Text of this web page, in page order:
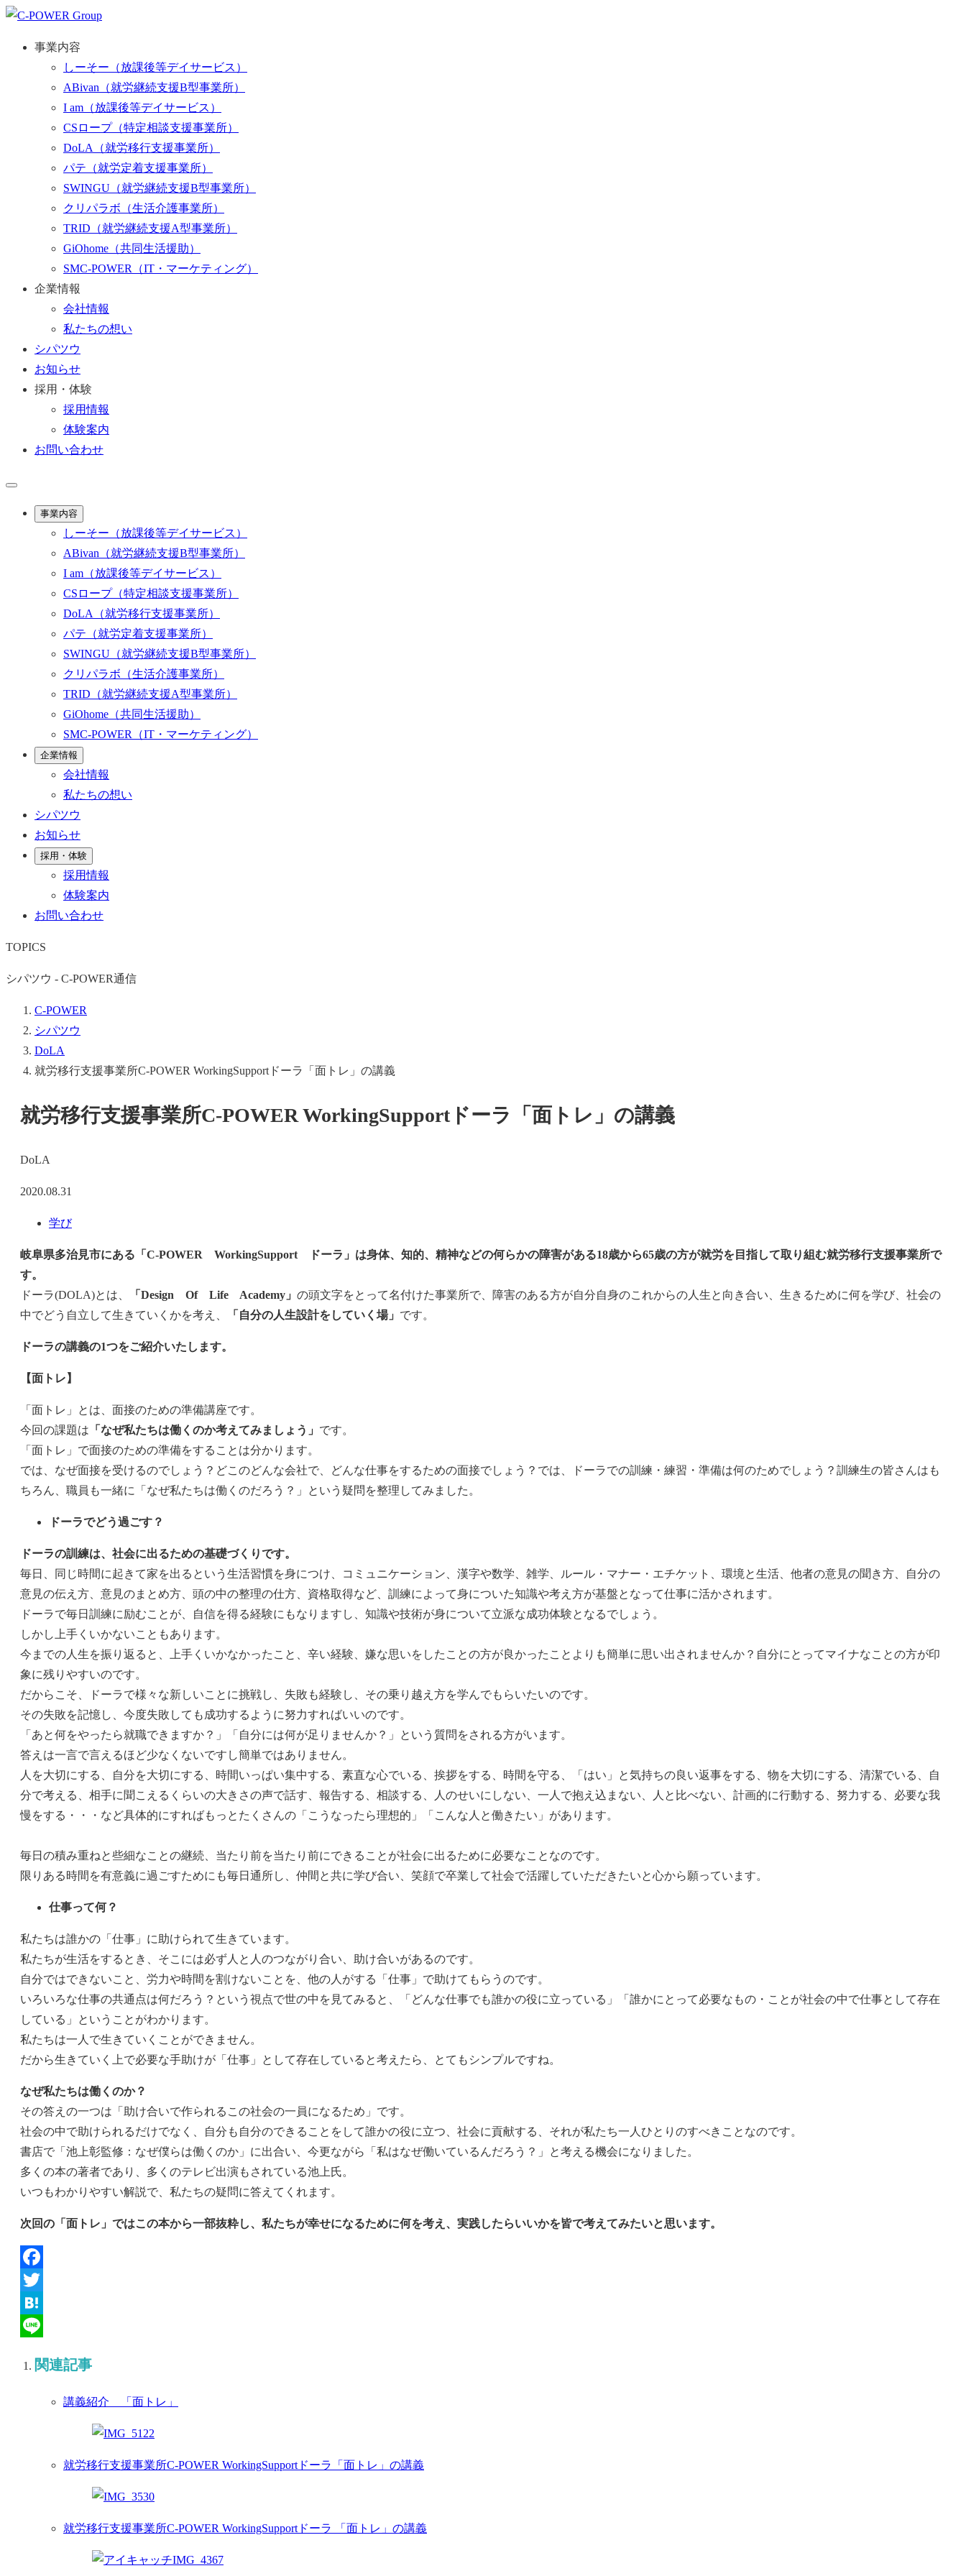
事業内容
しーそー （放課後等デイサービス）
ABivan （就労継続支援B型事業所）
I am （放課後等デイサービス）
CSロープ（特定相談支援事業所）
DoLA
（就労移行支援事業所）
パテ （就労定着支援事業所）
SWINGU （就労継続支援B型事業所）
クリパラボ （生活介護事業所）
TRID （就労継続支援A型事業所）
GiOhome （共同生活援助）
SMC-POWER
（IT・マーケティング）
企業情報
会社情報
私たちの想い
シパツウ
お知らせ
採用・体験
採用情報
体験案内
お問い合わせ
事業内容
しーそー （放課後等デイサービス）
ABivan （就労継続支援B型事業所）
I am （放課後等デイサービス）
CSロープ（特定相談支援事業所）
DoLA
（就労移行支援事業所）
パテ （就労定着支援事業所）
SWINGU （就労継続支援B型事業所）
クリパラボ （生活介護事業所）
TRID （就労継続支援A型事業所）
GiOhome （共同生活援助）
SMC-POWER
（IT・マーケティング）
企業情報
会社情報
私たちの想い
シパツウ
お知らせ
採用・体験
採用情報
体験案内
お問い合わせ
TOPICS
シパツウ - C-POWER通信
C-POWER
シパツウ
DoLA
就労移行支援事業所C-POWER WorkingSupportドーラ「面トレ」の講義
就労移行支援事業所C-POWER WorkingSupportドーラ「面トレ」の講義
DoLA
2020.08.31
学び
岐阜県多治見市にある「C-POWER WorkingSupport ドーラ」は身体、知的、精神などの何らかの障害がある18歳から65歳の方が就労を目指して取り組む就労移行支援事業所で
す。
ドーラ(DOLA)とは、
「Design Of Life Academy」 の頭文字をとって名付けた事業所で、障害のある方が自分自身のこれからの人生と向き合い、生きるために何を学び、社会の
中でどう自立して生きていくかを考え、
「自分の人生設計をしていく場」 です。
ドーラの講義の1つをご紹介いたします。
【面トレ】
「面トレ」とは、面接のための準備講座です。
今回の課題は 「なぜ私たちは働くのか考えてみましょう」 です。
「面トレ」で面接のための準備をすることは分かります。
では、なぜ面接を受けるのでしょう？どこのどんな会社で、どんな仕事をするための面接でしょう？では、ドーラでの訓練・練習・準備は何のためでしょう？訓練生の皆さんはも
ちろん、職員も一緒に「なぜ私たちは働くのだろう？」という疑問を整理してみました。
ドーラでどう過ごす？
ドーラの訓練は、社会に出るための基礎づくりです。
毎日、同じ時間に起きて家を出るという生活習慣を身につけ、コミュニケーション、漢字や数学、雑学、ルール・マナー・エチケット、環境と生活、他者の意見の聞き方、自分の
意見の伝え方、意見のまとめ方、頭の中の整理の仕方、資格取得など、訓練によって身についた知識や考え方が基盤となって仕事に活かされます。
ドーラで毎日訓練に励むことが、自信を得る経験にもなりますし、知識や技術が身について立派な成功体験となるでしょう。
しかし上手くいかないこともあります。
今までの人生を振り返ると、上手くいかなかったこと、辛い経験、嫌な思いをしたことの方が良かったことよりも簡単に思い出されませんか？自分にとってマイナなことの方が印
象に残りやすいのです。
だからこそ、ドーラで様々な新しいことに挑戦し、失敗も経験し、その乗り越え方を学んでもらいたいのです。
その失敗を記憶し、今度失敗しても成功するように努力すればいいのです。
「あと何をやったら就職できますか？」「自分には何が足りませんか？」という質問をされる方がいます。
答えは一言で言えるほど少なくないですし簡単ではありません。
人を大切にする、自分を大切にする、時間いっぱい集中する、素直な心でいる、挨拶をする、時間を守る、「はい」と気持ちの良い返事をする、物を大切にする、清潔でいる、自
分で考える、相手に聞こえるくらいの大きさの声で話す、報告する、相談する、人のせいにしない、一人で抱え込まない、人と比べない、計画的に行動する、努力する、必要な我
慢をする・・・など具体的にすればもっとたくさんの「こうなったら理想的」「こんな人と働きたい」があります。
毎日の積み重ねと些細なことの継続、当たり前を当たり前にできることが社会に出るために必要なことなのです。
限りある時間を有意義に過ごすためにも毎日通所し、仲間と共に学び合い、笑顔で卒業して社会で活躍していただきたいと心から願っています。
仕事って何？
私たちは誰かの「仕事」に助けられて生きています。
私たちが生活をするとき、そこには必ず人と人のつながり合い、助け合いがあるのです。
自分ではできないこと、労力や時間を割けないことを、他の人がする「仕事」で助けてもらうのです。
いろいろな仕事の共通点は何だろう？という視点で世の中を見てみると、「どんな仕事でも誰かの役に立っている」「誰かにとって必要なもの・ことが社会の中で仕事として存在
している」ということがわかります。
私たちは一人で生きていくことができません。
だから生きていく上で必要な手助けが「仕事」として存在していると考えたら、とてもシンプルですね。
なぜ私たちは働くのか？
その答えの一つは「助け合いで作られるこの社会の一員になるため」です。
社会の中で助けられるだけでなく、自分も自分のできることをして誰かの役に立つ、社会に貢献する、それが私たち一人ひとりのすべきことなのです。
書店で「池上彰監修：なぜ僕らは働くのか」に出合い、今更ながら「私はなぜ働いているんだろう？」と考える機会になりました。
多くの本の著者であり、多くのテレビ出演もされている池上氏。
いつもわかりやすい解説で、私たちの疑問に答えてくれます。
次回の「面トレ」ではこの本から一部抜粋し、私たちが幸せになるために何を考え、実践したらいいかを皆で考えてみたいと思います。
Facebook
Twitter
Hatena
関連記事
講義紹介 「面トレ」
就労移行支援事業所C-POWER WorkingSupportドーラ「面トレ」の講義
就労移行支援事業所C-POWER WorkingSupportドーラ 「面トレ」の講義